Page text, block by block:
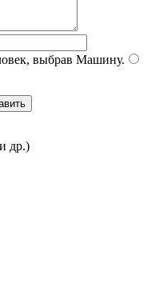
выбрав Машину.
др.)